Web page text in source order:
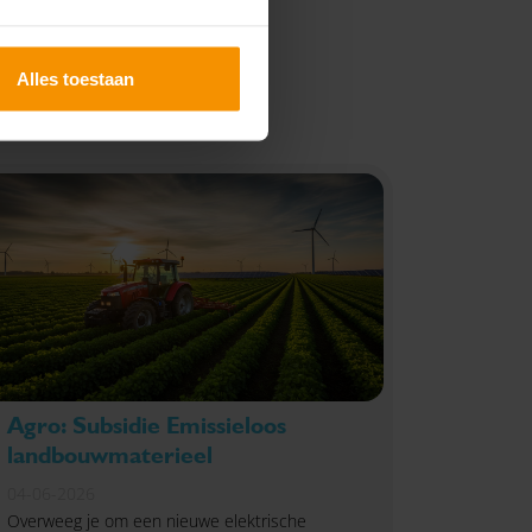
Alles toestaan
Agro: Subsidie Emissieloos
landbouwmaterieel
Overweeg je om een nieuwe elektrische